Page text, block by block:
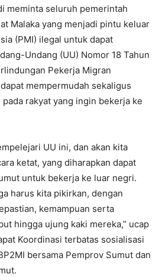
meminta seluruh pemerintah
Malaka yang menjadi pintu keluar
(PMI) ilegal untuk dapat
Undang (UU) Nomor 18 Tahun
Pekerja Migran
mempermudah sekaligus
rakyat yang ingin bekerja ke
UU ini, dan akan kita
ketat, yang diharapkan dapat
untuk bekerja ke luar negri.
harus kita pikirkan, dengan
kemampuan serta
hingga ujung kaki mereka,” ucap
Koordinasi terbatas sosialisasi
bersama Pemprov Sumut dan